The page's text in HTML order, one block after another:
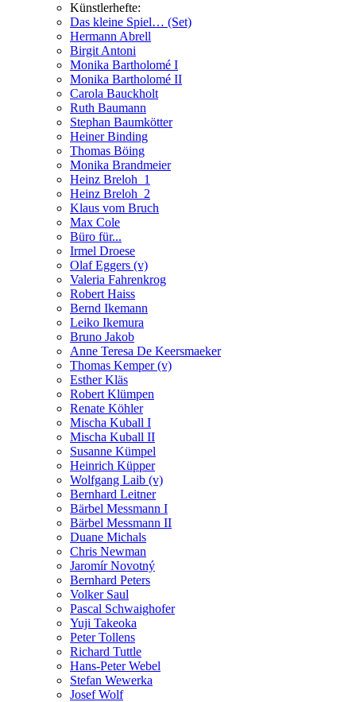
Künstlerhefte:
Das kleine Spiel… (Set)
Hermann Abrell
Birgit Antoni
Monika Bartholomé I
Monika Bartholomé II
Carola Bauckholt
Ruth Baumann
Stephan Baumkötter
Heiner Binding
Thomas Böing
Monika Brandmeier
Heinz Breloh_1
Heinz Breloh_2
Klaus vom Bruch
Max Cole
Büro für...
Irmel Droese
Olaf Eggers (v)
Valeria Fahrenkrog
Robert Haiss
Bernd Ikemann
Leiko Ikemura
Bruno Jakob
Anne Teresa De Keersmaeker
Thomas Kemper (v)
Esther Kläs
Robert Klümpen
Renate Köhler
Mischa Kuball I
Mischa Kuball II
Susanne Kümpel
Heinrich Küpper
Wolfgang Laib (v)
Bernhard Leitner
Bärbel Messmann I
Bärbel Messmann II
Duane Michals
Chris Newman
Jaromír Novotný
Bernhard Peters
Volker Saul
Pascal Schwaighofer
Yuji Takeoka
Peter Tollens
Richard Tuttle
Hans-Peter Webel
Stefan Wewerka
Josef Wolf